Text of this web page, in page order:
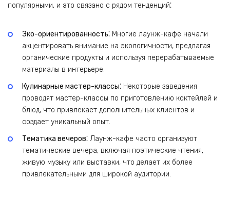
популярными, и это связано с рядом тенденций⁚
Эко-ориентированность⁚ Многие лаунж-кафе начали
акцентировать внимание на экологичности, предлагая
органические продукты и используя перерабатываемые
материалы в интерьере.
Кулинарные мастер-классы⁚ Некоторые заведения
проводят мастер-классы по приготовлению коктейлей и
блюд, что привлекает дополнительных клиентов и
создает уникальный опыт.
Тематика вечеров⁚ Лаунж-кафе часто организуют
тематические вечера, включая поэтические чтения,
живую музыку или выставки, что делает их более
привлекательными для широкой аудитории.